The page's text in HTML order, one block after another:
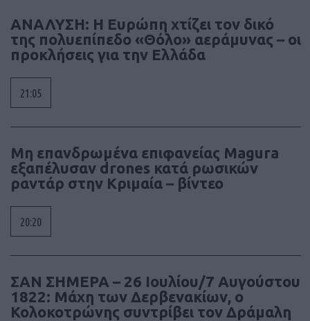
ΑΝΑΛΥΣΗ: Η Ευρώπη χτίζει τον δικό
της πολυεπίπεδο «Θόλο» αεράμυνας – οι
προκλήσεις για την Ελλάδα
21:05
Μη επανδρωμένα επιφανείας Magura
εξαπέλυσαν drones κατά ρωσικών
ραντάρ στην Κριμαία – βίντεο
20:20
ΣΑΝ ΣΗΜΕΡΑ – 26 Ιουλίου/7 Αυγούστου
1822: Μάχη των Δερβενακίων, ο
Κολοκοτρώνης συντρίβει τον Δράμαλη